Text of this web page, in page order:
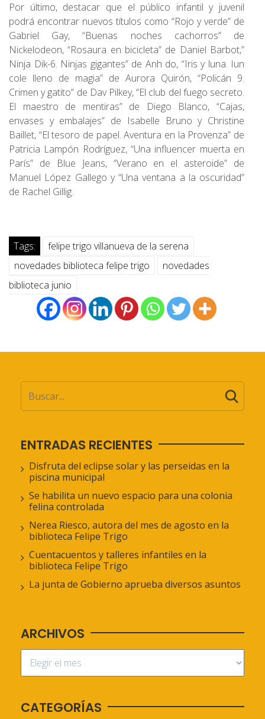
Por último, destacar que el público infantil y juvenil
podrá encontrar nuevos títulos como “Rojo y verde” de
Gabriel Gay, “Buenas noches cachorros” de
Nickelodeon, “Rosaura en bicicleta” de Daniel Barbot,”
Ninja Dik-6. Ninjas gigantes” de Anh do, “Iris y luna. Iun
cole lleno de magia” de Aurora Quirón, “Policán 9.
Crimen y gatito” de Dav Pilkey, “El club del fuego secreto.
El maestro de mentiras” de Diego Blanco, “Cajas,
envases y embalajes” de Isabelle Bruno y Christine
Baillet, “El tesoro de papel. Aventura en la Provenza” de
Patricia Lampón Rodríguez, “Una influencer muerta en
París” de Blue Jeans, “Verano en el asteroide” de
Manuel López Gallego y “Una ventana a la oscuridad”
de Rachel Gillig.
Tags:
felipe trigo villanueva de la serena
novedades biblioteca felipe trigo
novedades
biblioteca junio
ENTRADAS RECIENTES
Disfruta del eclipse solar y las perseidas en la
piscina municipal
Se habilita un nuevo espacio para una colonia
felina controlada
Nerea Riesco, autora del mes de agosto en la
biblioteca Felipe Trigo
Cuentacuentos y talleres infantiles en la
biblioteca Felipe Trigo
La junta de Gobierno aprueba diversos asuntos
ARCHIVOS
CATEGORÍAS